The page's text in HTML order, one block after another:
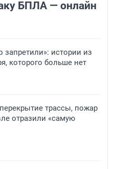
БПЛА — онлайн
запретили»: истории из
которого больше нет
трассы, пожар
отразили «самую